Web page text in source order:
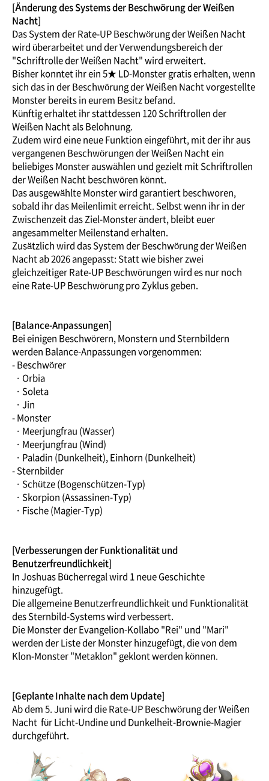
[Änderung des Systems der Beschwörung der Weißen
Nacht]
Das System der Rate-UP Beschwörung der Weißen Nacht
wird überarbeitet und der Verwendungsbereich der
"Schriftrolle der Weißen Nacht" wird erweitert.
Bisher konntet ihr ein 5★ LD-Monster gratis erhalten, wenn
sich das in der Beschwörung der Weißen Nacht vorgestellte
Monster bereits in eurem Besitz befand.
Künftig erhaltet ihr stattdessen 120 Schriftrollen der
Weißen Nacht als Belohnung.
Zudem wird eine neue Funktion eingeführt, mit der ihr aus
vergangenen Beschwörungen der Weißen Nacht ein
beliebiges Monster auswählen und gezielt mit Schriftrollen
der Weißen Nacht beschwören könnt.
Das ausgewählte Monster wird garantiert beschworen,
sobald ihr das Meilenlimit erreicht. Selbst wenn ihr in der
Zwischenzeit das Ziel-Monster ändert, bleibt euer
angesammelter Meilenstand erhalten.
Zusätzlich wird das System der Beschwörung der Weißen
Nacht ab 2026 angepasst: Statt wie bisher zwei
gleichzeitiger Rate-UP Beschwörungen wird es nur noch
eine Rate-UP Beschwörung pro Zyklus geben.
[Balance-Anpassungen]
Bei einigen Beschwörern, Monstern und Sternbildern
werden Balance-Anpassungen vorgenommen:
- Beschwörer
· Orbia
· Soleta
· Jin
- Monster
· Meerjungfrau (Wasser)
· Meerjungfrau (Wind)
· Paladin (Dunkelheit), Einhorn (Dunkelheit)
- Sternbilder
· Schütze (Bogenschützen-Typ)
· Skorpion (Assassinen-Typ)
· Fische (Magier-Typ)
[Verbesserungen der Funktionalität und
Benutzerfreundlichkeit]
In Joshuas Bücherregal wird 1 neue Geschichte
hinzugefügt.
Die allgemeine Benutzerfreundlichkeit und Funktionalität
des Sternbild-Systems wird verbessert.
Die Monster der Evangelion-Kollabo "Rei" und "Mari"
werden der Liste der Monster hinzugefügt, die von dem
Klon-Monster "Metaklon" geklont werden können.
[Geplante Inhalte nach dem Update]
Ab dem 5. Juni wird die Rate-UP Beschwörung der Weißen
Nacht für Licht-Undine und Dunkelheit-Brownie-Magier
durchgeführt.